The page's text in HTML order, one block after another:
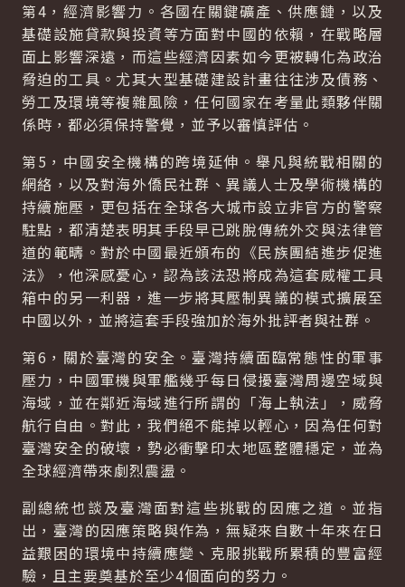
第4，經濟影響力。各國在關鍵礦產、供應鏈，以及
基礎設施貸款與投資等方面對中國的依賴，在戰略層
面上影響深遠，而這些經濟因素如今更被轉化為政治
脅迫的工具。尤其大型基礎建設計畫往往涉及債務、
勞工及環境等複雜風險，任何國家在考量此類夥伴關
係時，都必須保持警覺，並予以審慎評估。
第5，中國安全機構的跨境延伸。舉凡與統戰相關的
網絡，以及對海外僑民社群、異議人士及學術機構的
持續施壓，更包括在全球各大城市設立非官方的警察
駐點，都清楚表明其手段早已跳脫傳統外交與法律管
道的範疇。對於中國最近頒布的《民族團結進步促進
法》，他深感憂心，認為該法恐將成為這套威權工具
箱中的另一利器，進一步將其壓制異議的模式擴展至
中國以外，並將這套手段強加於海外批評者與社群。
第6，關於臺灣的安全。臺灣持續面臨常態性的軍事
壓力，中國軍機與軍艦幾乎每日侵擾臺灣周邊空域與
海域，並在鄰近海域進行所謂的「海上執法」，威脅
航行自由。對此，我們絕不能掉以輕心，因為任何對
臺灣安全的破壞，勢必衝擊印太地區整體穩定，並為
全球經濟帶來劇烈震盪。
副總統也談及臺灣面對這些挑戰的因應之道。並指
出，臺灣的因應策略與作為，無疑來自數十年來在日
益艱困的環境中持續應變、克服挑戰所累積的豐富經
驗，且主要奠基於至少4個面向的努力。